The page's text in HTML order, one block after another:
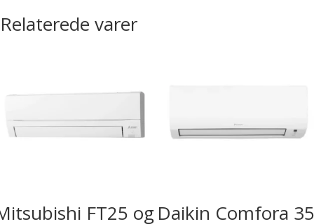
Relaterede varer
FT25 og Daikin Comfora